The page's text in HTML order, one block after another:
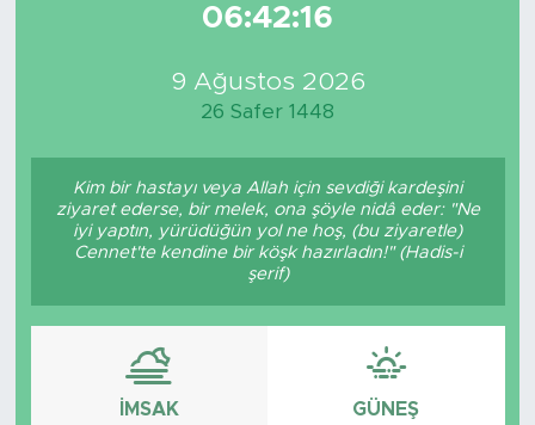
06:42:16
9 Ağustos 2026
26 Safer 1448
Kim bir hastayı veya Allah için sevdiği kardeşini
ziyaret ederse, bir melek, ona şöyle nidâ eder: "Ne
iyi yaptın, yürüdüğün yol ne hoş, (bu ziyaretle)
Cennet'te kendine bir köşk hazırladın!" (Hadis-i
şerif)
İMSAK GÜNEŞ